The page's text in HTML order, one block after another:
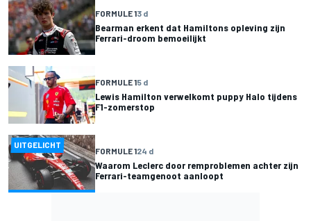
FORMULE 13 d
Bearman erkent dat Hamiltons opleving zijn
Ferrari-droom bemoeilijkt
FORMULE 15 d
Lewis Hamilton verwelkomt puppy Halo tijdens
F1-zomerstop
UITGELICHT
FORMULE 124 d
Waarom Leclerc door remproblemen achter zijn
Ferrari-teamgenoot aanloopt